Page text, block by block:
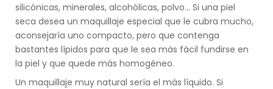
silicónicas, minerales, alcohólicas, polvo… Si una piel
seca desea un maquillaje especial que le cubra mucho,
aconsejaría uno compacto, pero que contenga
bastantes lípidos para que le sea más fácil fundirse en
la piel y que quede más homogéneo.
Un maquillaje muy natural sería el más líquido. Si